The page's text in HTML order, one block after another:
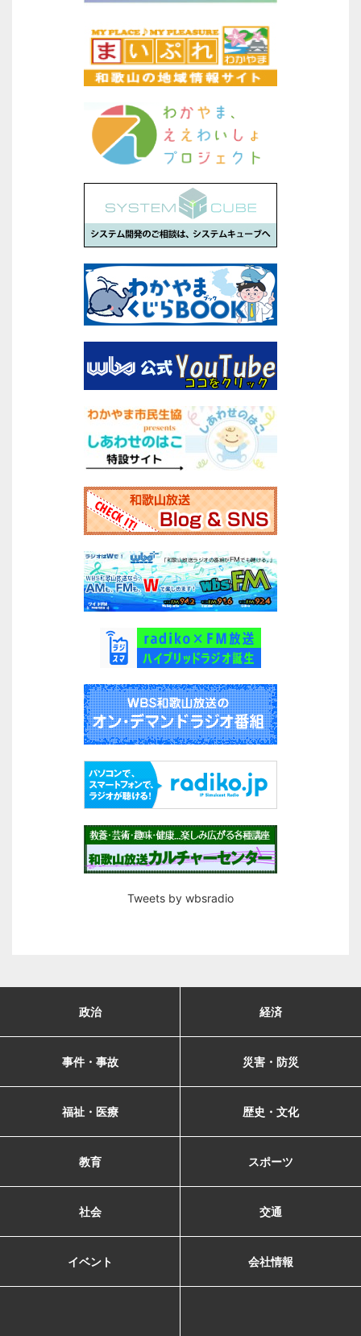
Tweets by wbsradio
政治 経済
事件・事故 災害・防災
福祉・医療 歴史・文化
教育 スポーツ
社会 交通
イベント 会社情報